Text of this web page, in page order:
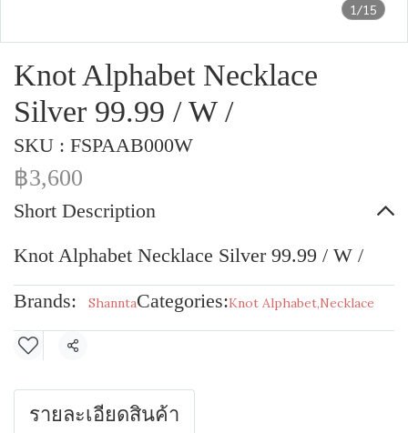
1/15
Knot Alphabet Necklace
Silver 99.99 / W /
SKU : FSPAAB000W
฿3,600
Short Description
Knot Alphabet Necklace Silver 99.99 / W /
Brands:
ShanntaCategories:Knot Alphabet,Necklace
Share
รายละเอียดสินค้า